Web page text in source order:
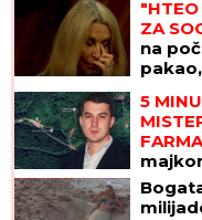
"HTEO
ZA
na
u
5
NIKO
OVU